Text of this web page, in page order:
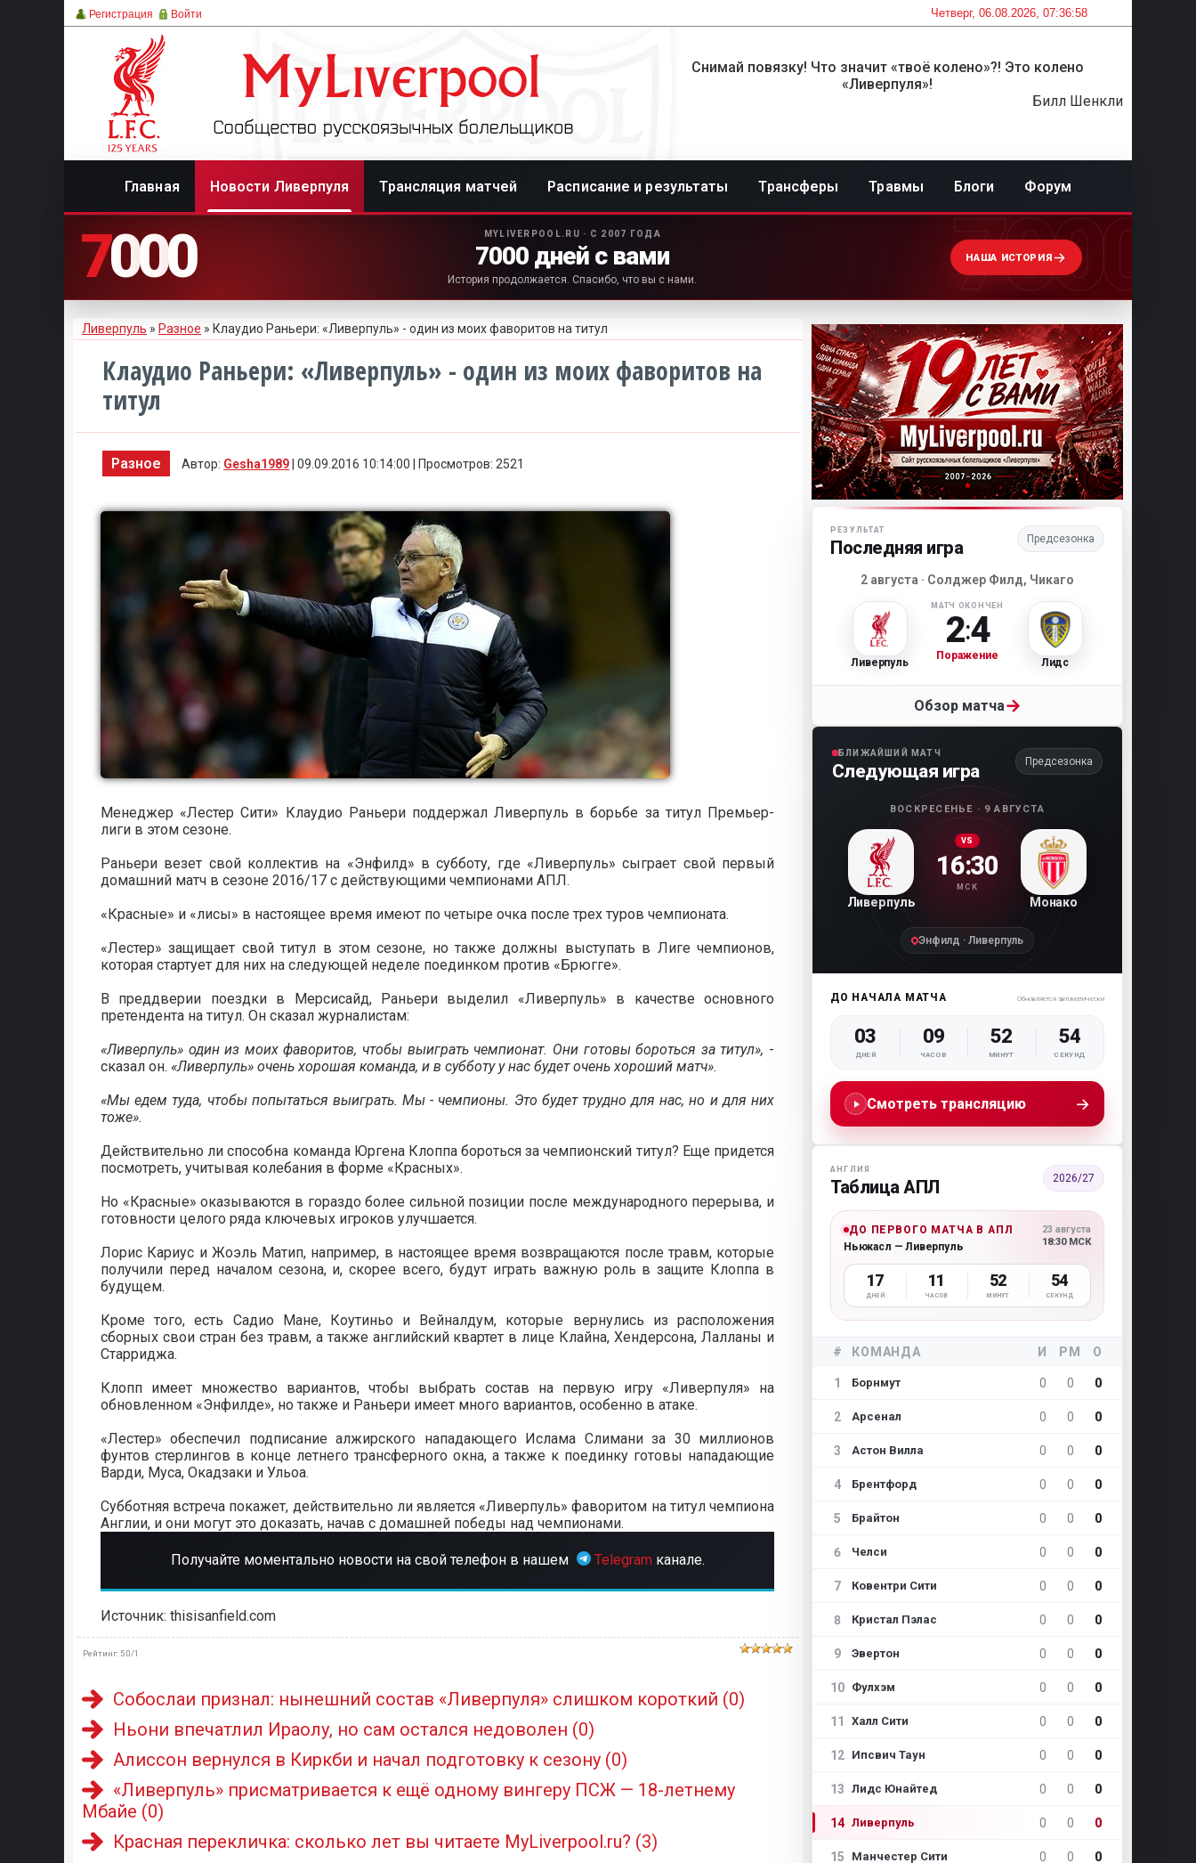
Четверг, 06.08.2026, 07:36:58
Регистрация Войти
Снимай повязку! Что значит «твоё колено»?! Это колено
«Ливерпуля»!
Билл Шенкли
Главная Новости Ливерпуля Трансляция матчей Расписание и результаты Трансферы Травмы Блоги Форум
7000
7000 MYLIVERPOOL.RU · С 2007 ГОДА
7000 дней с вами
История продолжается. Спасибо, что вы с нами.
НАША ИСТОРИЯ
Ливерпуль » Разное » Клаудио Раньери: «Ливерпуль» - один из моих фаворитов на титул
Клаудио Раньери: «Ливерпуль» - один из моих фаворитов на
титул
Разное Автор: Gesha1989 | 09.09.2016 10:14:00 | Просмотров: 2521
Менеджер «Лестер Сити» Клаудио Раньери поддержал Ливерпуль в борьбе за титул Премьер-
лиги в этом сезоне.
Раньери везет свой коллектив на «Энфилд» в субботу, где «Ливерпуль» сыграет свой первый
домашний матч в сезоне 2016/17 с действующими чемпионами АПЛ.
«Красные» и «лисы» в настоящее время имеют по четыре очка после трех туров чемпионата.
«Лестер» защищает свой титул в этом сезоне, но также должны выступать в Лиге чемпионов,
которая стартует для них на следующей неделе поединком против «Брюгге».
В преддверии поездки в Мерсисайд, Раньери выделил «Ливерпуль» в качестве основного
претендента на титул. Он сказал журналистам:
«Ливерпуль» один из моих фаворитов, чтобы выиграть чемпионат. Они готовы бороться за титул», -
сказал он. «Ливерпуль» очень хорошая команда, и в субботу у нас будет очень хороший матч».
«Мы едем туда, чтобы попытаться выиграть. Мы - чемпионы. Это будет трудно для нас, но и для них
тоже».
Действительно ли способна команда Юргена Клоппа бороться за чемпионский титул? Еще придется
посмотреть, учитывая колебания в форме «Красных».
Но «Красные» оказываются в гораздо более сильной позиции после международного перерыва, и
готовности целого ряда ключевых игроков улучшается.
Лорис Кариус и Жоэль Матип, например, в настоящее время возвращаются после травм, которые
получили перед началом сезона, и, скорее всего, будут играть важную роль в защите Клоппа в
будущем.
Кроме того, есть Садио Мане, Коутиньо и Вейналдум, которые вернулись из расположения
сборных свои стран без травм, а также английский квартет в лице Клайна, Хендерсона, Лалланы и
Старриджа.
Клопп имеет множество вариантов, чтобы выбрать состав на первую игру «Ливерпуля» на
обновленном «Энфилде», но также и Раньери имеет много вариантов, особенно в атаке.
«Лестер» обеспечил подписание алжирского нападающего Ислама Слимани за 30 миллионов
фунтов стерлингов в конце летнего трансферного окна, а также к поединку готовы нападающие
Варди, Муса, Окадзаки и Ульоа.
Субботняя встреча покажет, действительно ли является «Ливерпуль» фаворитом на титул чемпиона
Англии, и они могут это доказать, начав с домашней победы над чемпионами.
Получайте моментально новости на свой телефон в нашем Telegramканале.
Источник: thisisanfield.com
Рейтинг: 5.0/1
Собослаи признал: нынешний состав «Ливерпуля» слишком короткий (0)
Ньони впечатлил Ираолу, но сам остался недоволен (0)
Алиссон вернулся в Киркби и начал подготовку к сезону (0)
«Ливерпуль» присматривается к ещё одному вингеру ПСЖ — 18-летнему
Мбайе (0)
Красная перекличка: сколько лет вы читаете MyLiverpool.ru? (3)
Матч-центр «Ливерпуля»
РЕЗУЛЬТАТ
Последняя игра Предсезонка
2 августа · Солджер Филд, Чикаго
Ливерпуль
МАТЧ ОКОНЧЕН
2:4
Поражение
Лидс
Обзор матча→
БЛИЖАЙШИЙ МАТЧ
Следующая игра Предсезонка
ВОСКРЕСЕНЬЕ · 9 АВГУСТА
Ливерпуль
VS
16:30
МСК
Монако
Энфилд · Ливерпуль
ДО НАЧАЛА МАТЧА Обновляется автоматически
03
ДНЕЙ
09
ЧАСОВ
52
МИНУТ
53
СЕКУНД
Смотреть трансляцию →
АНГЛИЯ
Таблица АПЛ 2026/27
ДО ПЕРВОГО МАТЧА В АПЛ
Ньюкасл — Ливерпуль
23 августа
18:30 МСК
17
ДНЕЙ
11
ЧАСОВ
52
МИНУТ
53
СЕКУНД
# КОМАНДА И РМ О
1 Борнмут 0 0 0
2 Арсенал 0 0 0
3 Астон Вилла 0 0 0
4 Брентфорд 0 0 0
5 Брайтон 0 0 0
6 Челси 0 0 0
7 Ковентри Сити 0 0 0
8 Кристал Пэлас 0 0 0
9 Эвертон 0 0 0
10 Фулхэм 0 0 0
11 Халл Сити 0 0 0
12 Ипсвич Таун 0 0 0
13 Лидс Юнайтед 0 0 0
14 Ливерпуль 0 0 0
15 Манчестер Сити 0 0 0